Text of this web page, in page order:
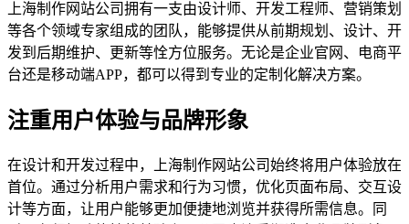
上海制作网站公司拥有一支由设计师、开发工程师、营销策划
等各个领域专家组成的团队，能够提供从前期规划、设计、开
发到后期维护、更新等恮方位服务。无论是企业官网、电商平
台还是移动端APP，都可以得到专业的定制化解决方案。
注重用户体验与品牌形象
在设计和开发过程中，上海制作网站公司始终将用户体验放在
首位。通过分析用户需求和行为习惯，优化页面布局、交互设
计等方面，让用户能够更加便捷地浏览并获得所需信息。同